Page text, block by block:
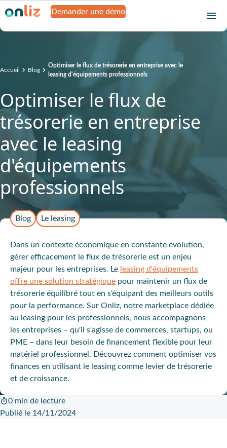
Demander une démo
Accueil Blog
Optimiser le flux de trésorerie en entreprise avec le
leasing d'équipements professionnels
Optimiser le flux de
trésorerie en entreprise
avec le leasing
d'équipements
professionnels
Blog Le leasing
Dans un contexte économique en constante évolution,
gérer efficacement le flux de trésorerie est un enjeu
majeur pour les entreprises. Le leasing d'équipements
offre une solution stratégique pour maintenir un flux de
trésorerie équilibré tout en s’équipant des meilleurs outils
pour la performance. Sur Onliz, notre marketplace dédiée
au leasing pour les professionnels, nous accompagnons
les entreprises – qu'il s'agisse de commerces, startups, ou
PME – dans leur besoin de financement flexible pour leur
matériel professionnel. Découvrez comment optimiser vos
finances en utilisant le leasing comme levier de trésorerie
et de croissance.
0 min de lecture
Publié le 14/11/2024